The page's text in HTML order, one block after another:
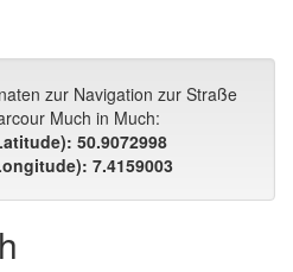
zur Navigation zur Straße
Much in Much:
50.9072998
7.4159003